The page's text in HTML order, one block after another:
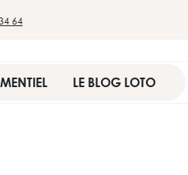
64
LE BLOG LOTO